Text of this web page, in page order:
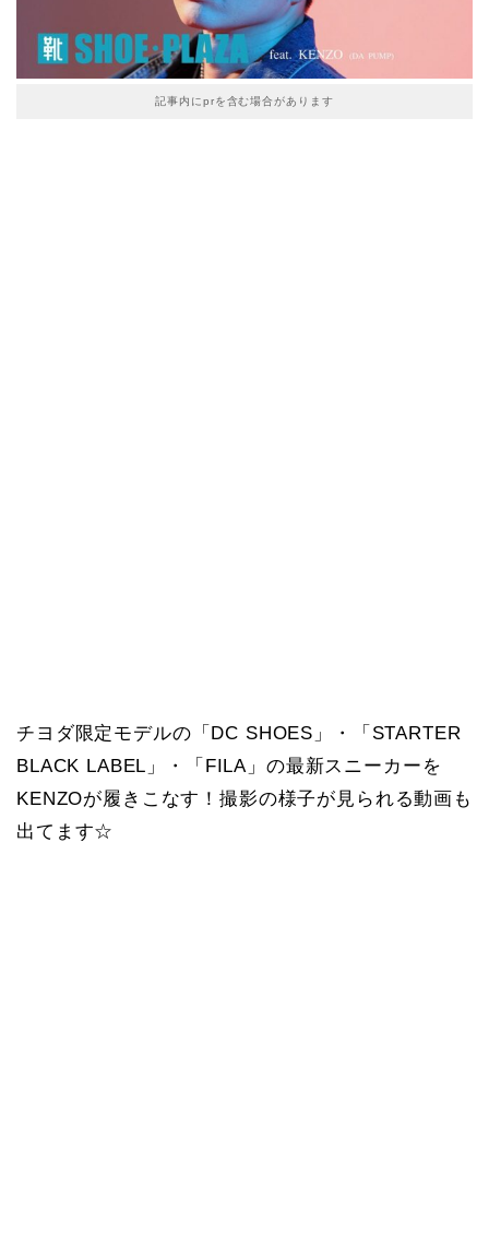
記事内にprを含む場合があります
チヨダ限定モデルの「DC SHOES」・「STARTER
BLACK LABEL」・「FILA」の最新スニーカーを
KENZOが履きこなす！撮影の様子が見られる動画も
出てます☆